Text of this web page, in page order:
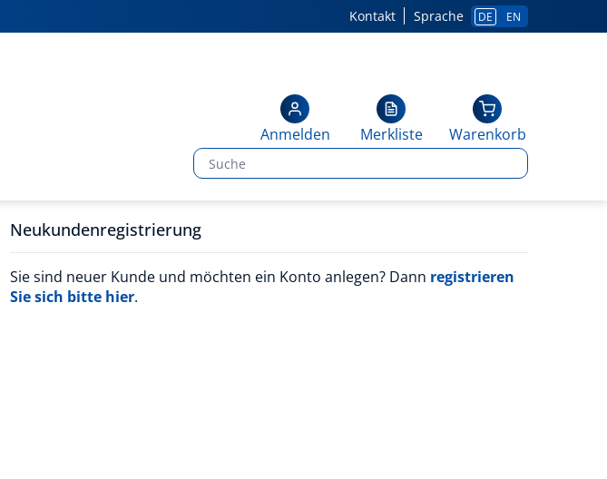
Sprache DE EN
Kontakt
Warenkorb
Merkliste
Anmelden
Neukundenregistrierung
Sie sind neuer Kunde und möchten ein Konto anlegen? Dann registrieren
Sie sich bitte hier.